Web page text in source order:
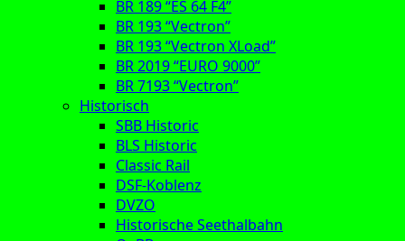
BR 189 “ES 64 F4”
BR 193 “Vectron”
BR 193 “Vectron XLoad”
BR 2019 “EURO 9000”
BR 7193 “Vectron”
Historisch
SBB Historic
BLS Historic
Classic Rail
DSF-Koblenz
DVZO
Historische Seethalbahn